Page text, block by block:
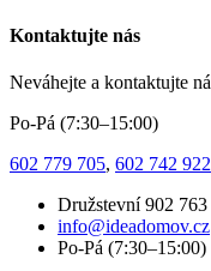
Kontaktujte nás
Neváhejte a kontaktujte
Po-Pá (7:30–15:00)
602 779 705, 602 742 922
Družstevní 902
info@ideadomov.cz
Po-Pá (7:30–15:00)